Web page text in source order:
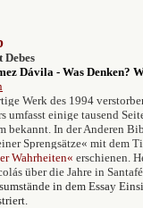
Dávila - Was Denken?
Werk des 1994
umfasst einige tausend
bekannt. In der Anderen
Sprengsätze« mit dem
Wahrheiten« erschienen.
über die Jahrein
in dem Essay